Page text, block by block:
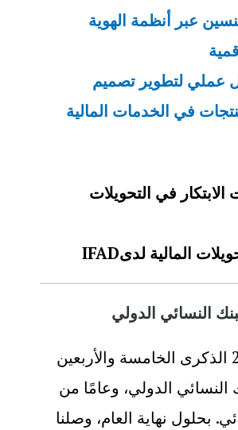
عبر أنظمة الهوية
عملي لتطوير تصميم
في الخدمات المالية
في التحويلات
المالية لدىIFAD
النسائي الدولي
عام 2024 الذكرى الخامسة والأربعين
الدولي، وعامًا من
بحلول نهاية العام، وصلنا